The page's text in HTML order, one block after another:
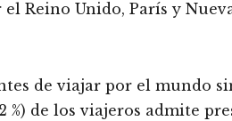
Reino Unido, París y
de viajar por el mundo
%) de los viajeros admite